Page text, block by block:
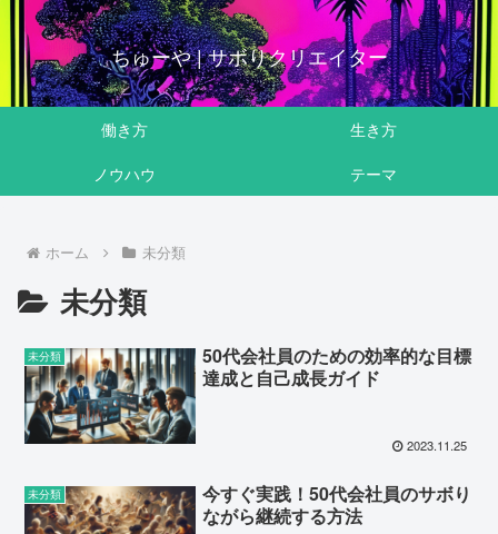
ちゅーや | サボりクリエイター
働き方
生き方
ノウハウ
テーマ
ホーム 未分類
未分類
未分類
50代会社員のための効率的な目標
達成と自己成長ガイド
2023.11.25
未分類
今すぐ実践！50代会社員のサボり
ながら継続する方法